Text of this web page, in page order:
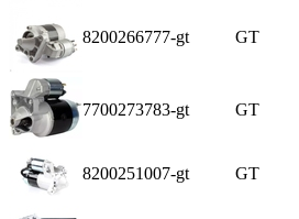
8200266777-gt GT
7700273783-gt GT
8200251007-gt GT